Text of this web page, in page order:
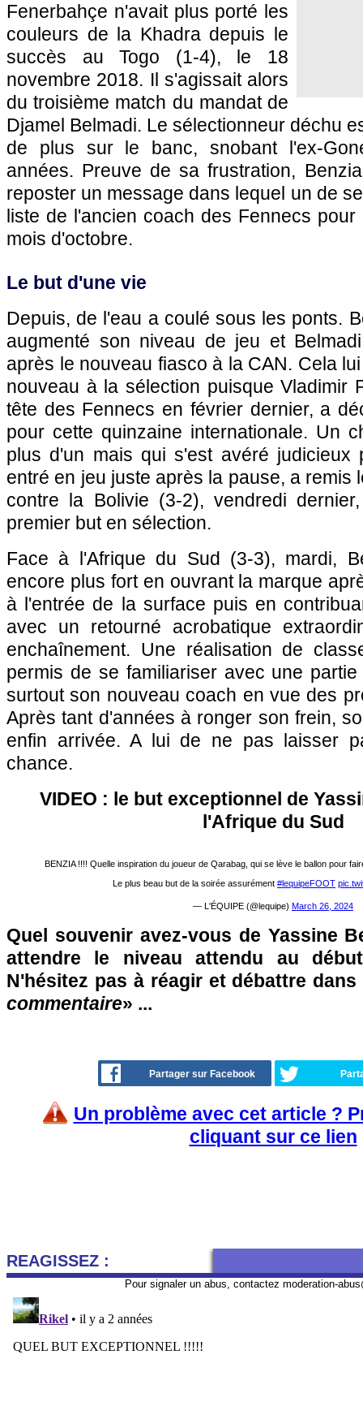
Fenerbahçe n'avait plus porté les
couleurs de la Khadra depuis le
succès au Togo (1-4), le 18
novembre 2018. Il s'agissait alors
du troisième match du mandat de
Djamel Belmadi. Le sélectionneur déchu
de plus sur le banc, snobant l'ex-
années. Preuve de sa frustration,
reposter un message dans lequel un de
liste de l'ancien coach des Fennecs
mois d'octobre.
Le but d'une vie
Depuis, de l'eau a coulé sous les ponts.
augmenté son niveau de jeu et
après le nouveau fiasco à la CAN. Cela
nouveau à la sélection puisque Vladimir
tête des Fennecs en février dernier, a
pour cette quinzaine internationale. Un
plus d'un mais qui s'est avéré judicieux
entré en jeu juste après la pause, a remis
contre la Bolivie (3-2), vendredi
premier but en sélection.
Face à l'Afrique du Sud (3-3), mardi,
encore plus fort en ouvrant la marque
à l'entrée de la surface puis en
avec un retourné acrobatique
enchaînement. Une réalisation de
permis de se familiariser avec une
surtout son nouveau coach en vue des
Après tant d'années à ronger son frein,
enfin arrivée. A lui de ne pas laisser
chance.
VIDEO : le but exceptionnel de
l'Afrique du Sud
BENZIA !!!! Quelle inspiration du joueur de Qarabag, qui se lève le ballon pour
Le plus beau but de la soirée assurément #lequipeFOOT
— L'ÉQUIPE (@lequipe) March 26, 2024
Quel souvenir avez-vous de Yassine
attendre le niveau attendu au
N'hésitez pas à réagir et débattre dans
commentaire» ...
Partager sur Facebook
Un problème avec cet article ?
cliquant sur ce lien
REAGISSEZ :
Pour signaler un abus, contactez moderation-